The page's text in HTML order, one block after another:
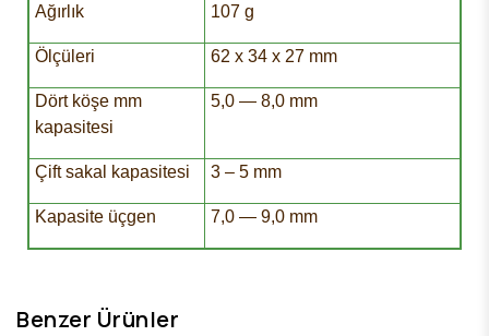
Ağırlık 107 g
Ölçüleri 62 x 34 x 27 mm
Dört köşe mm
kapasitesi
5,0 — 8,0 mm
Çift sakal kapasitesi 3 – 5 mm
Kapasite üçgen 7,0 — 9,0 mm
Benzer Ürünler